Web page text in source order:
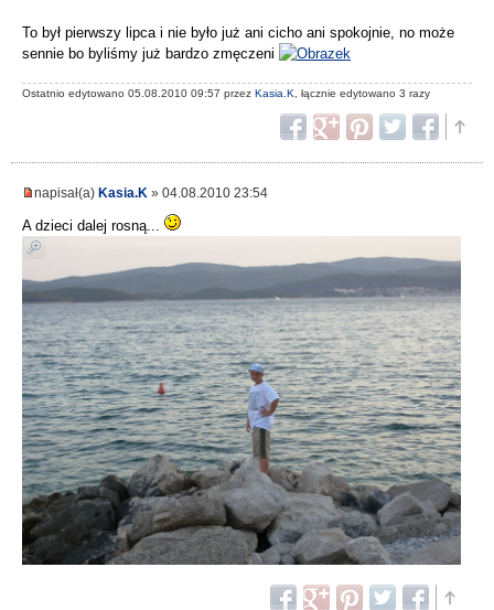
To był pierwszy lipca i nie było już ani cicho ani spokojnie, no może
sennie bo byliśmy już bardzo zmęczeni
Ostatnio edytowano 05.08.2010 09:57 przez Kasia.K , łącznie edytowano 3 razy
napisał(a) Kasia.K » 04.08.2010 23:54
A dzieci dalej rosną...